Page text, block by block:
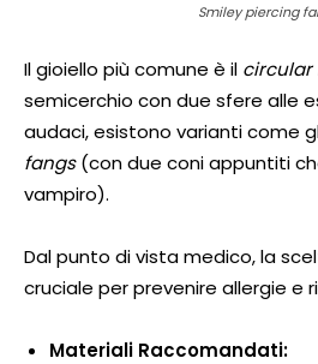
Smiley piercing
Il gioiello più comune è il circular
semicerchio con due sfere alle
audaci, esistono varianti come
fangs(con due coni appuntiti
vampiro).
Dal punto di vista medico, la
cruciale per prevenire allergie e
Materiali Raccomandati: